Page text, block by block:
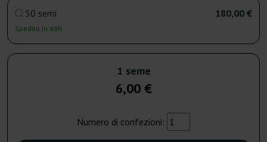
50 semi
Spedito in 48h
180,00 €
1 seme
6,00 €
Numero di confezioni: